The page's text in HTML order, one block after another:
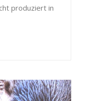
produziert in